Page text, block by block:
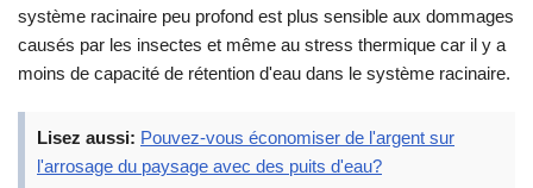
système racinaire peu profond est plus sensible aux dommages
causés par les insectes et même au stress thermique car il y a
moins de capacité de rétention d'eau dans le système racinaire.
Lisez aussi: Pouvez-vous économiser de l'argent sur
l'arrosage du paysage avec des puits d'eau?